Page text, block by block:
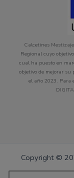
Calcetines
Regional cuyo
cual ha puesto en
objetivo de mejorar
el año 2023. Para
Copyright ©